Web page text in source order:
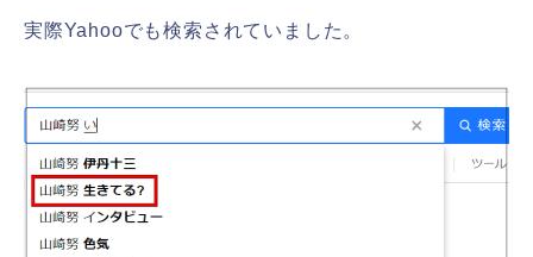
実際Yahooでも検索されていました。